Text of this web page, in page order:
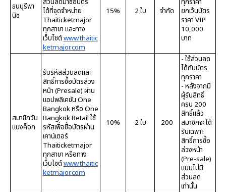
ธนบุรีพา
นิช
ได้ที่จุดจำหน่าย
Thaiticketmajor
ทุกสาขา และทาง
เว็บไซต์www.thaitic
ketmajor.com
15% 2 ใบ จำกัด
ยกเว้นบัตร
ราคา VIP
10,000
บาท
สมาชิกวัน
แบงค็อก
รับรหัสส่วนลดและ
สิทธิ์การซื้อบัตรล่วง
หน้า (Presale) ผ่าน
แอปพลิเคชัน One
Bangkok หรือ One
Bangkok Retail ใช้
รหัสเพื่อซื้อบัตรผ่าน
เคาน์เตอร์
Thaiticketmajor
ทุกสาขา หรือทาง
เว็บไซต์www.thaitic
ketmajor.com
10% 2 ใบ 200
- ใช้ส่วนลด
ได้กับบัตร
ทุกราคา
- หลังจากมี
ผู้รับสิทธิ์
ครบ 200
สิทธิ์แล้ว
สมาชิกจะได้
รับเฉพาะ
สิทธิ์การซื้อ
ล่วงหน้า
(Pre-sale)
แบบไม่มี
ส่วนลด
เท่านั้น